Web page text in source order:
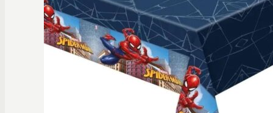
kan
vælges
på
varesiden